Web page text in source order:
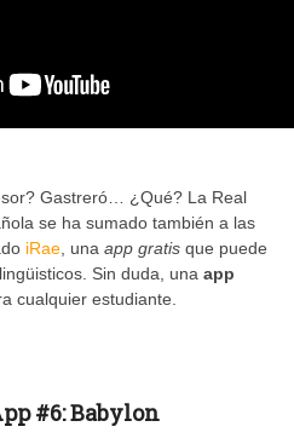
Gastreró… ¿Qué? La Real
se ha sumado también a las
iRae, una app gratis que puede
Sin duda, una app
cualquier estudiante.
#6: Babylon